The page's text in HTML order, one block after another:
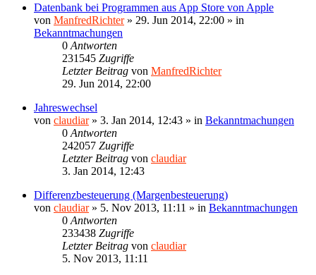
Datenbank bei Programmen aus App Store von Apple
von ManfredRichter» 29. Jun 2014, 22:00 » in
Bekanntmachungen
0 Antworten
231545 Zugriffe
Letzter Beitrag von ManfredRichter
29. Jun 2014, 22:00
Jahreswechsel
von claudiar» 3. Jan 2014, 12:43 » in Bekanntmachungen
0 Antworten
242057 Zugriffe
Letzter Beitrag von claudiar
3. Jan 2014, 12:43
Differenzbesteuerung (Margenbesteuerung)
von claudiar» 5. Nov 2013, 11:11 » in Bekanntmachungen
0 Antworten
233438 Zugriffe
Letzter Beitrag von claudiar
5. Nov 2013, 11:11